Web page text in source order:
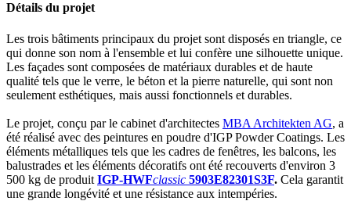
Détails du projet
Les trois bâtiments principaux du projet sont disposés en triangle, ce
qui donne son nom à l'ensemble et lui confère une silhouette unique.
Les façades sont composées de matériaux durables et de haute
qualité tels que le verre, le béton et la pierre naturelle, qui sont non
seulement esthétiques, mais aussi fonctionnels et durables.
Le projet, conçu par le cabinet d'architectes MBA Architekten AG, a
été réalisé avec des peintures en poudre d'IGP Powder Coatings. Les
éléments métalliques tels que les cadres de fenêtres, les balcons, les
balustrades et les éléments décoratifs ont été recouverts d'environ 3
500 kg de produit IGP-HWFclassic 5903E82301S3F. Cela garantit
une grande longévité et une résistance aux intempéries.